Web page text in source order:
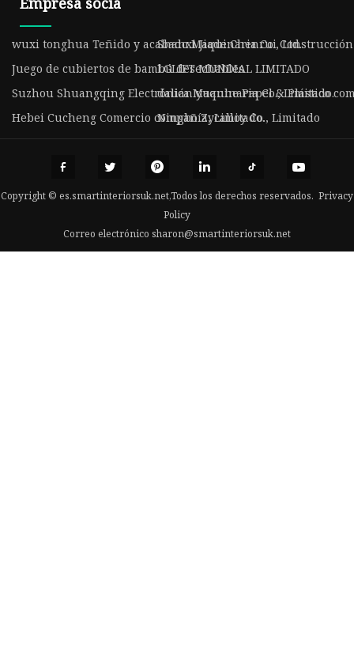
wuxi tonghua Teñido y acabado Maquinaria Co., Ltd.
Shanxi Jiade Chenrui
Juego de cubiertos de bambú desechables
LGLIFT MUNDIAL LIMITADO
Suzhou Shuangqing Electrónica Maquinaria Co., Limitado.
dalián yuanhe Papel & Plástico
Hebei Cucheng Comercio compañía, Limitado.
Ningbo Zycalloy Co., Limitado
Copyright © es.smartinteriorsuk.net,Todos los derechos reservados. Privacy
Policy
Correo electrónico sharon@smartinteriorsuk.net